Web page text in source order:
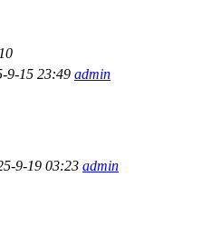
9-15 23:49 admin
9-19 03:23 admin